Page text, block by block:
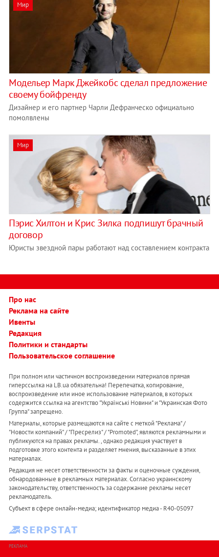
Мир
Модельер Марк Джейкобс сделал предложение
своему бойфренду
Дизайнер и его партнер Чарли Дефранческо официально
помолвлены
Мир
Пэрис Хилтон и Крис Зилка подпишут брачный
договор
Юристы звездной пары работают над составлением контракта
Про нас
Реклама на сайте
Ивенты
Редакция
Политики и стандарты
Пользовательское соглашение
При полном или частичном воспроизведении материалов прямая
гиперссылка на LB.ua обязательна! Перепечатка, копирование,
воспроизведение или иное использование материалов, в которых
содержится ссылка на агентство "Українськi Новини" и "Украинская Фото
Группа" запрещено.
Материалы, которые размещаются на сайте с меткой "Реклама" /
"Новости компаний" / "Пресрелиз" / "Promoted", являются рекламными и
публикуются на правах рекламы. , однако редакция участвует в
подготовке этого контента и разделяет мнения, высказанные в этих
материалах.
Редакция не несет ответственности за факты и оценочные суждения,
обнародованные в рекламных материалах. Согласно украинскому
законодательству, ответственность за содержание рекламы несет
рекламодатель.
Субъект в сфере онлайн-медиа; идентификатор медиа - R40-05097
РЕКЛАМА